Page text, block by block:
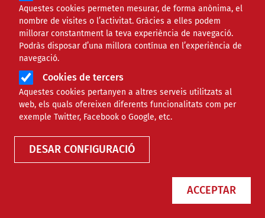
Aquestes cookies permeten mesurar, de forma anònima, el
nombre de visites o l’activitat. Gràcies a elles podem
millorar constantment la teva experiència de navegació.
Podràs disposar d’una millora contínua en l’experiència de
navegació.
Cookies de tercers
Aquestes cookies pertanyen a altres serveis utilitzats al
web, els quals ofereixen diferents funcionalitats com per
exemple Twitter, Facebook o Google, etc.
DESAR CONFIGURACIÓ
ACCEPTAR
Finançament
Tipus